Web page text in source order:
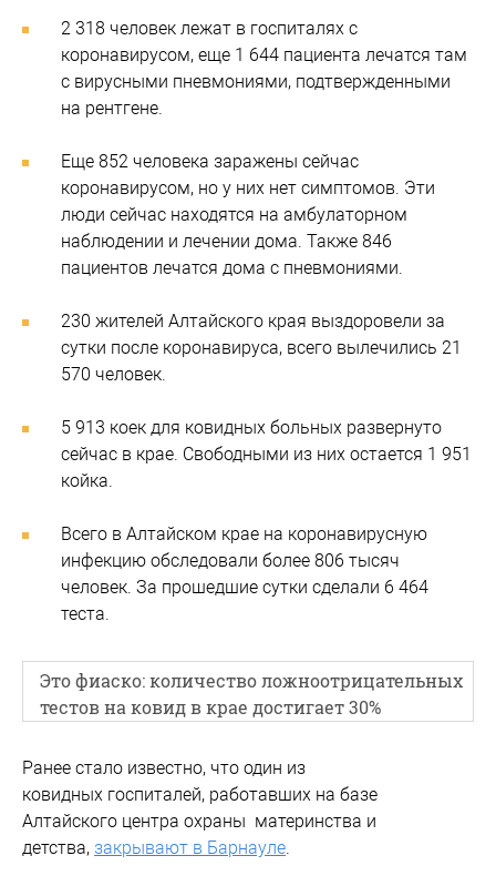
2 318 человек лежат в госпиталях с
коронавирусом, еще 1 644 пациента лечатся там
с вирусными пневмониями, подтвержденными
на рентгене.
Еще 852 человека заражены сейчас
коронавирусом, но у них нет симптомов. Эти
люди сейчас находятся на амбулаторном
наблюдении и лечении дома. Также 846
пациентов лечатся дома с пневмониями.
230 жителей Алтайского края выздоровели за
сутки после коронавируса, всего вылечились 21
570 человек.
5 913 коек для ковидных больных развернуто
сейчас в крае. Свободными из них остается 1 951
койка.
Всего в Алтайском крае на коронавирусную
инфекцию обследовали более 806 тысяч
человек. За прошедшие сутки сделали 6 464
теста.
Это фиаско: количество ложноотрицательных
тестов на ковид в крае достигает 30%
Ранее стало известно, что один из
ковидных госпиталей, работавших на базе
Алтайского центра охраны материнства и
детства, закрывают в Барнауле